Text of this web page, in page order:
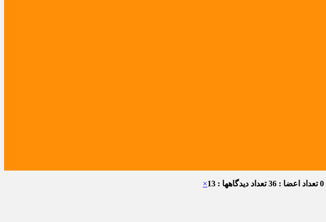
تعداد اعضا : 36 تعداد دیدگاهها : 13 ×